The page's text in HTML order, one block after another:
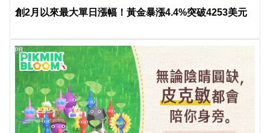
創2月以來最大單日漲幅！黃金暴漲4.4%突破4253美元
PR